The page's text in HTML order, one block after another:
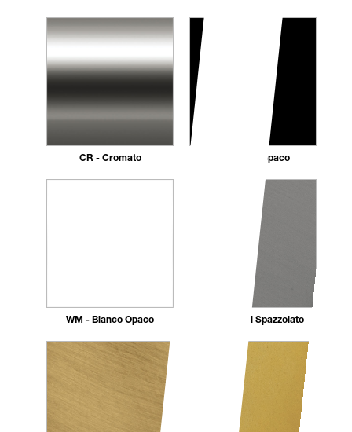
CR - Cromato NE - Nero opaco
WM - Bianco Opaco AC - Nickel Spazzolato